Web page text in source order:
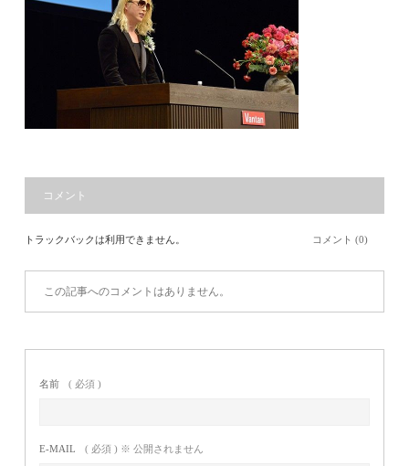
コメント
トラックバックは利用できません。 コメント (0)
この記事へのコメントはありません。
名前 ( 必須 )
E-MAIL ( 必須 ) ※ 公開されません